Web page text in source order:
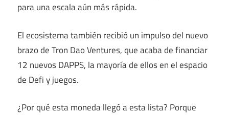
para una escala aún más rápida.
El ecosistema también recibió un impulso del nuevo
brazo de Tron Dao Ventures, que acaba de financiar
12 nuevos DAPPS, la mayoría de ellos en el espacio
de Defi y juegos.
¿Por qué esta moneda llegó a esta lista? Porque